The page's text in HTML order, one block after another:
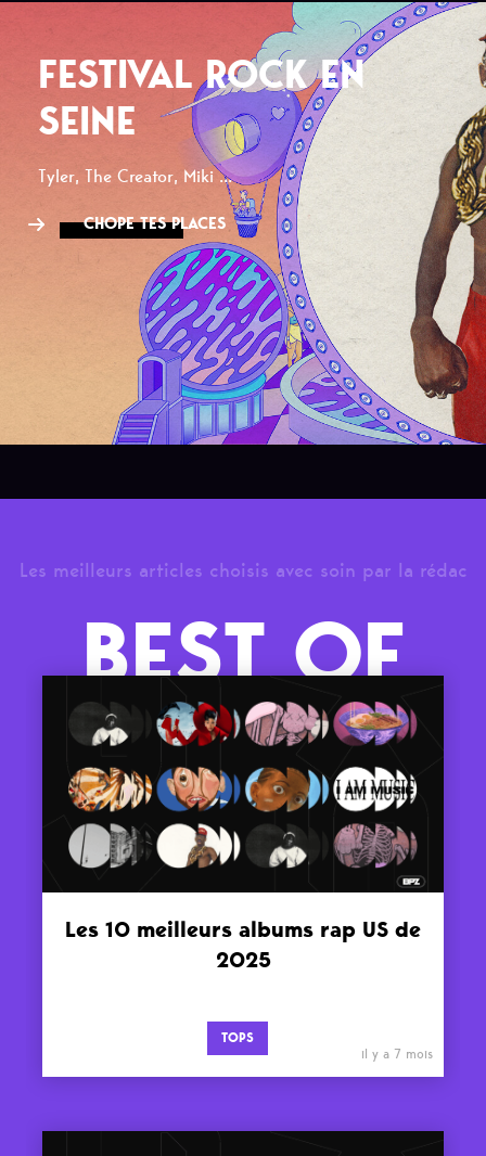
FESTIVAL ROCK EN
SEINE
Tyler, The Creator, Miki ...
CHOPE TES PLACES
Les meilleurs articles choisis avec soin par la rédac
BEST OF
Les 10 meilleurs albums rap US de
2025
TOPS
il y a 7 mois